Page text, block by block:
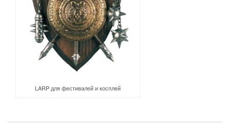
LARP для фестивалей и косплей